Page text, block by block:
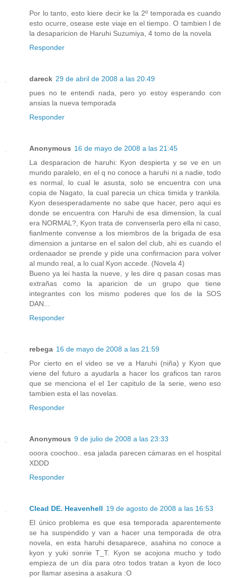
Por lo tanto, esto kiere decir ke la 2º temporada es cuando
esto ocurre, osease este viaje en el tiempo. O tambien l de
la desaparicion de Haruhi Suzumiya, 4 tomo de la novela
Responder
dareck 29 de abril de 2008 a las 20:49
pues no te entendi nada, pero yo estoy esperando con
ansias la nueva temporada
Responder
Anonymous 16 de mayo de 2008 a las 21:45
La desparacion de haruhi: Kyon despierta y se ve en un
mundo paralelo, en el q no conoce a haruhi ni a nadie, todo
es normal, lo cual le asusta, solo se encuentra con una
copia de Nagato, la cual parecia un chica timida y trankila.
Kyon desesperadamente no sabe que hacer, pero aqui es
donde se encuentra con Haruhi de esa dimension, la cual
era NORMAL?, Kyon trata de convenserla pero ella ni caso,
fianlmente convense a los miembros de la brigada de esa
dimension a juntarse en el salon del club, ahi es cuando el
ordenaador se prende y pide una confirmacion para volver
al mundo real, a lo cual Kyon accede. (Novela 4)
Bueno ya lei hasta la nueve, y les dire q pasan cosas mas
extrañas como la aparicion de un grupo que tiene
integrantes con los mismo poderes que los de la SOS
DAN...
Responder
rebega 16 de mayo de 2008 a las 21:59
Por cierto en el video se ve a Haruhi (niña) y Kyon que
viene del futuro a ayudarla a hacer los graficos tan raros
que se menciona el el 1er capitulo de la serie, weno eso
tambien esta el las novelas.
Responder
Anonymous 9 de julio de 2008 a las 23:33
ooora coochoo.. esa jalada parecen cámaras en el hospital
XDDD
Responder
Clead DE. Heavenhell 19 de agosto de 2008 a las 16:53
El único problema es que esa temporada aparentemente
se ha suspendido y van a hacer una temporada de otra
novela, en esta haruhi desaparece, asahina no conoce a
kyon y yuki sonrie T_T. Kyon se acojona mucho y todo
empieza de un día para otro todos tratan a kyon de loco
por llamar asesina a asakura :O